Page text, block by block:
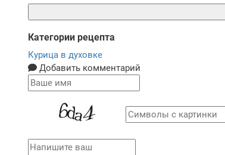
Категории рецепта
Курица в духовке
Добавить комментарий